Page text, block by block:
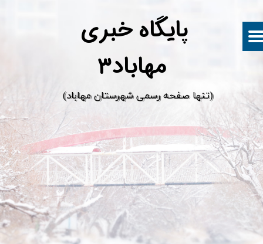
پایگاه خبری
​(تنها صفحه رسمی شهرستان مهاباد)